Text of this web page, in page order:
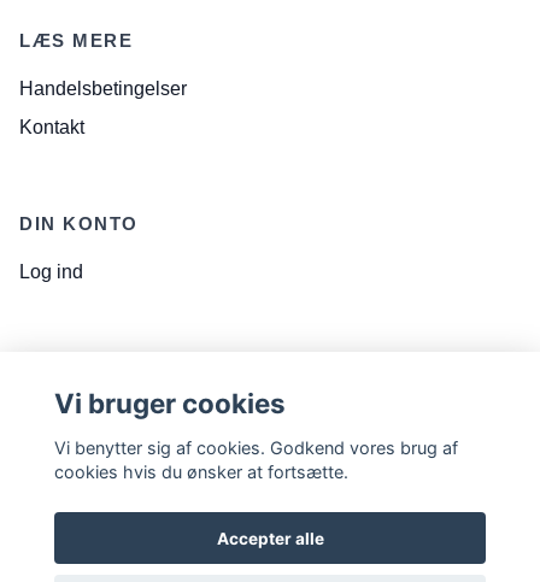
LÆS MERE
Handelsbetingelser
Kontakt
DIN KONTO
Log ind
E-mailadresse
Vi bruger cookies
Vi benytter sig af cookies. Godkend vores brug af
cookies hvis du ønsker at fortsætte.
Accepter alle